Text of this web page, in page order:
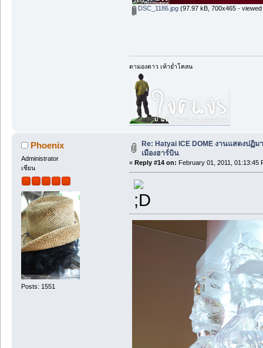
DSC_1186.jpg(97.97 kB, 700x465 - viewed
ตามองดาว เท้าย่ำโคลน
Phoenix
Administrator
เซียน
Posts: 1551
Re: Hatyai ICE DOME งานแสดงปฏิ
เมืองฮาร์บิน
« Reply #14 on: February 01, 2011, 01:13:45